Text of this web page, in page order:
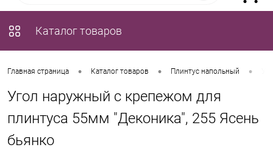
Каталог товаров
Главная страница • Каталог товаров • Плинтус напольный •
Угол наружный с крепежом для
плинтуса 55мм "Деконика", 255 Ясень
бьянко